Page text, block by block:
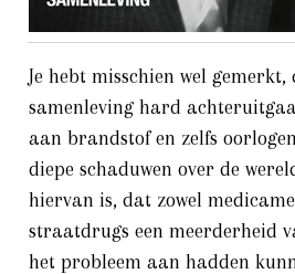
Je hebt misschien wel gemerkt,
samenleving hard
aan brandstof en zelfs
diepe schaduwen over de
hiervan is, dat zowel
straatdrugs een meerderheid
het probleem aan hadden